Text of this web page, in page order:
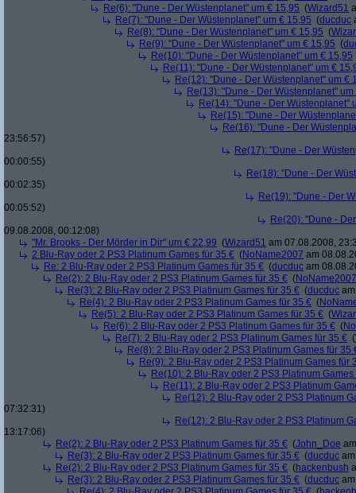
Re(6): "Dune - Der Wüstenplanet" um € 15,95 (Wizard51
Re(7): "Dune - Der Wüstenplanet" um € 15,95 (ducduc
Re(8): "Dune - Der Wüstenplanet" um € 15,95 (
Re(9): "Dune - Der Wüstenplanet" um € 15,95 (
Re(10): "Dune - Der Wüstenplanet" um € 15,95
Re(11): "Dune - Der Wüstenplanet" um €
Re(12): "Dune - Der Wüstenplanet" um €
Re(13): "Dune - Der Wüstenplanet"
Re(14): "Dune - Der Wüstenplanet"
Re(15): "Dune - Der
Re(16): "Dune - Der
23:56:57)
Re(17): "Dune - Der
00:00:55)
Re(18): "Dune - Der
00:02:35)
Re(19): "Dune - Der
00:05:52)
Re(20): "Dune -
09.08.2008, 00:12:08)
"Mr. Brooks - Der Mörder in Dir" um € 22,99 (Wizard51 am 07.08.2008,
2 Blu-Ray oder 2 PS3 Platinum Games für 35 € (NoName2007 am
Re: 2 Blu-Ray oder 2 PS3 Platinum Games für 35 € (ducduc am
Re(2): 2 Blu-Ray oder 2 PS3 Platinum Games für 35 € (NoName2007
Re(3): 2 Blu-Ray oder 2 PS3 Platinum Games für 35 € (ducduc
Re(4): 2 Blu-Ray oder 2 PS3 Platinum Games für 35 € (
Re(5): 2 Blu-Ray oder 2 PS3 Platinum Games für 35 € (
Re(6): 2 Blu-Ray oder 2 PS3 Platinum Games für 35 € (
Re(7): 2 Blu-Ray oder 2 PS3 Platinum Games für 35 € (
Re(8): 2 Blu-Ray oder 2 PS3 Platinum Games für 35
Re(9): 2 Blu-Ray oder 2 PS3 Platinum Games für
Re(10): 2 Blu-Ray oder 2 PS3 Platinum Games
Re(11): 2 Blu-Ray oder 2 PS3 Platinum
Re(12): 2 Blu-Ray oder 2 PS3 Platinum
07:32:31)
Re(12): 2 Blu-Ray oder 2 PS3 Platinum
13:17:06)
Re(2): 2 Blu-Ray oder 2 PS3 Platinum Games für 35 € (John_Doe
Re(3): 2 Blu-Ray oder 2 PS3 Platinum Games für 35 € (ducduc
Re(2): 2 Blu-Ray oder 2 PS3 Platinum Games für 35 € (hackenbush
Re(3): 2 Blu-Ray oder 2 PS3 Platinum Games für 35 € (ducduc